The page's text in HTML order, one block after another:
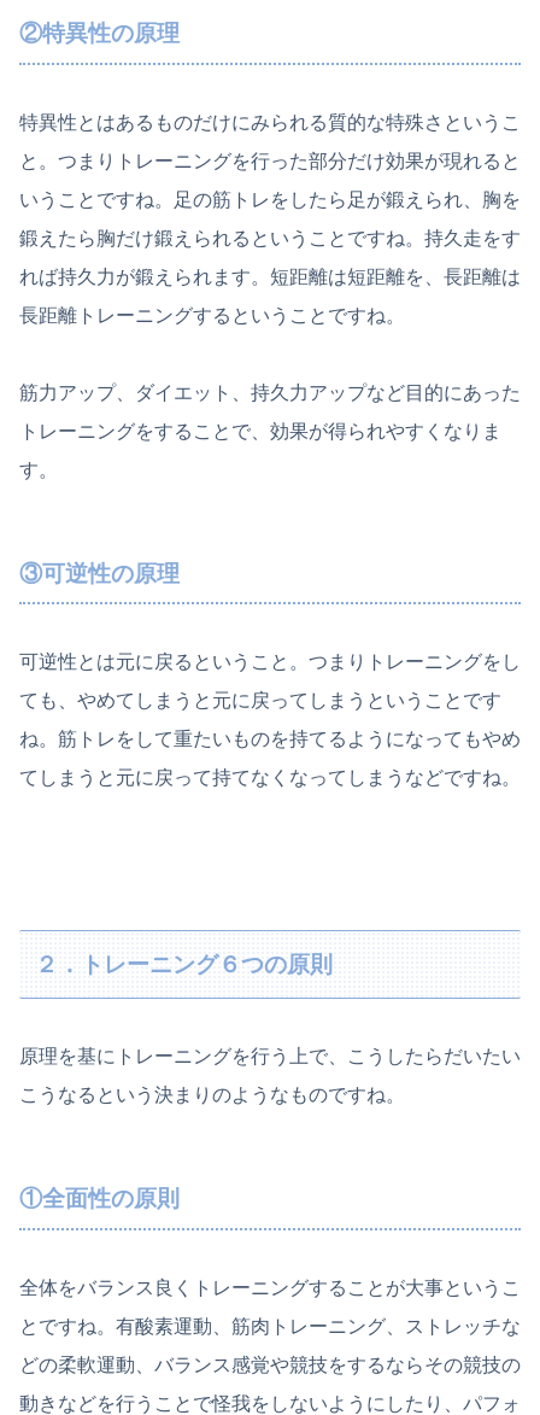
②特異性の原理
特異性とはあるものだけにみられる質的な特殊さというこ
と。つまりトレーニングを行った部分だけ効果が現れると
いうことですね。足の筋トレをしたら足が鍛えられ、胸を
鍛えたら胸だけ鍛えられるということですね。持久走をす
れば持久力が鍛えられます。短距離は短距離を、長距離は
長距離トレーニングするということですね。
筋力アップ、ダイエット、持久力アップなど目的にあった
トレーニングをすることで、効果が得られやすくなりま
す。
③可逆性の原理
可逆性とは元に戻るということ。つまりトレーニングをし
ても、やめてしまうと元に戻ってしまうということです
ね。筋トレをして重たいものを持てるようになってもやめ
てしまうと元に戻って持てなくなってしまうなどですね。
２．トレーニング６つの原則
原理を基にトレーニングを行う上で、こうしたらだいたい
こうなるという決まりのようなものですね。
①全面性の原則
全体をバランス良くトレーニングすることが大事というこ
とですね。有酸素運動、筋肉トレーニング、ストレッチな
どの柔軟運動、バランス感覚や競技をするならその競技の
動きなどを行うことで怪我をしないようにしたり、パフォ